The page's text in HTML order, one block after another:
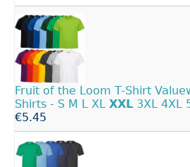
Fruit of the Loom T-Shirt
Shirts - S M L XL XXL 3XL 4XL
€5.45